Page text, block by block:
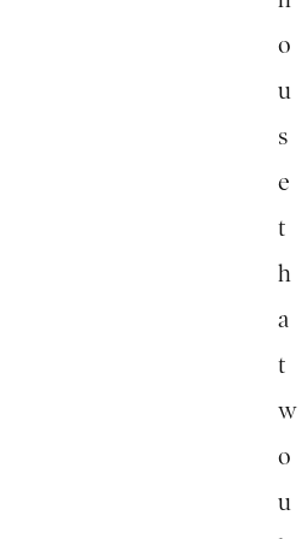
o
u
s
e
t
h
a
t
w
o
u